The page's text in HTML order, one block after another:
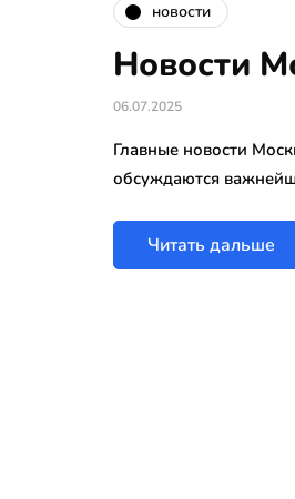
новости
Новости
06.07.2025
Главные новости
обсуждаются
Читать дальше